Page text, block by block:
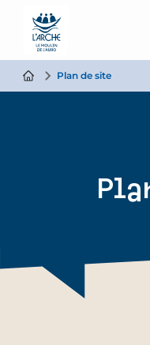
Plan de site